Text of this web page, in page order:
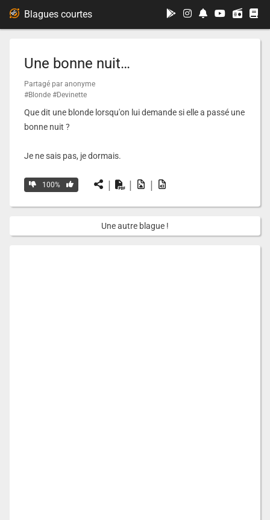
Une bonne nuit…
Partagé par anonyme
#Blonde #Devinette
Que dit une blonde lorsqu'on lui demande si elle a passé une
bonne nuit ?
Je ne sais pas, je dormais.
100% | | |
Une autre blague !
Blagues courtes